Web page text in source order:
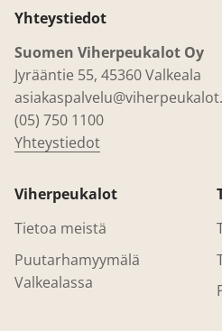
Yhteystiedot
Suomen Viherpeukalot Oy
Jyrääntie 55, 45360 Valkeala
(05) 750 1100
Yhteystiedot
Viherpeukalot
Tietoa meistä
Puutarhamyymälä
Valkealassa